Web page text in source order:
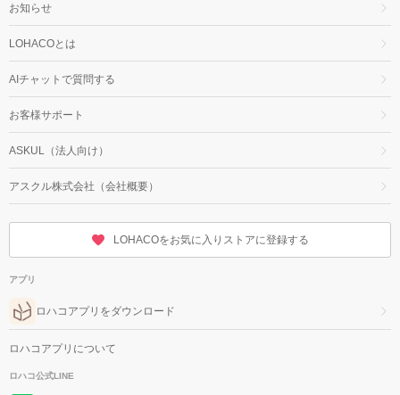
お知らせ
LOHACOとは
AIチャットで質問する
お客様サポート
ASKUL（法人向け）
アスクル株式会社（会社概要）
LOHACOをお気に入りストアに登録する
アプリ
ロハコアプリをダウンロード
ロハコアプリについて
ロハコ公式LINE